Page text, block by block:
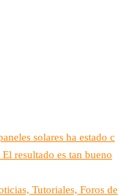
solares ha estado c
resultado es tan bueno
Tutoriales, Foros de